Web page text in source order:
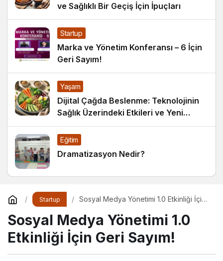
ve Sağlıklı Bir Geçiş İçin İpuçları
Startup
Marka ve Yönetim Konferansı – 6 İçin
Geri Sayım!
Yaşam
Dijital Çağda Beslenme: Teknolojinin
Sağlık Üzerindeki Etkileri ve Yeni
Alışkanlıklar
Eğitim
Dramatizasyon Nedir?
Startup
Sosyal Medya Yönetimi 1.0 Etkinliği İçin
Sosyal Medya Yönetimi 1.0
Etkinliği İçin Geri Sayım!